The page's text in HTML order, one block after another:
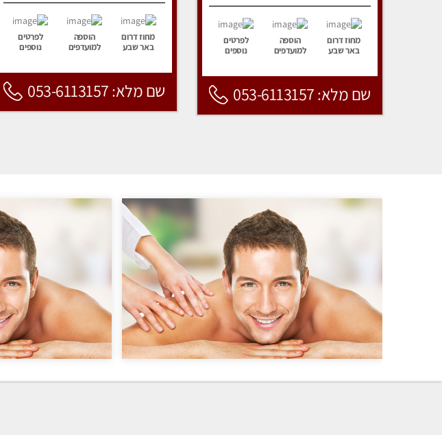
מחוז דרום
באר שבע
הוספה
למועדפים
לפרטים
נוספים
שם מלא: 053-6113157
מחוז דרום
באר שבע
הוספה
למועדפים
לפרטים
נוספים
שם מלא: 053-6113157